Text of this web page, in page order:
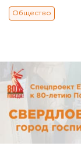
Общество